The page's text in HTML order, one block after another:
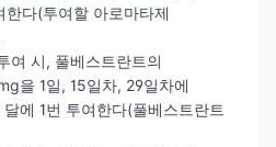
다(투여할 아로마타제
여 시, 풀베스트란트의
을 1일, 15일차, 29일차에
에 1번 투여한다(풀베스트란트